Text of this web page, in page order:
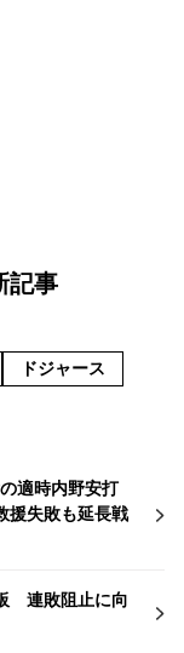
記事
ドジャース
適時内野安打
援失敗も延長戦
連敗阻止に向